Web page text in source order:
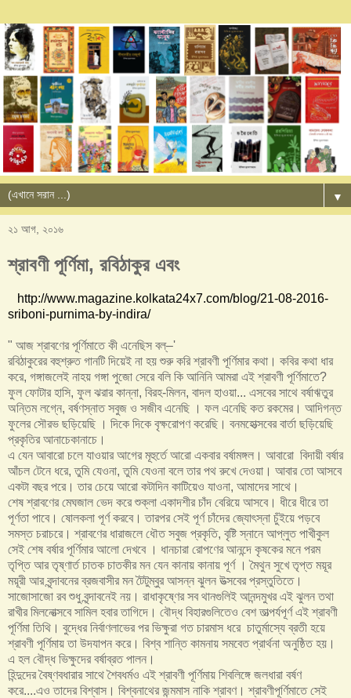
▼
২১ আগ, ২০১৬
শ্রাবণী পূর্ণিমা, রবিঠাকুর এবং
http://www.magazine.kolkata24x7.com/blog/21-08-2016-
sriboni-purnima-by-indira/
" আজ শ্রাবণের পূর্ণিমাতে কী এনেছিস বল্‌–'
রবিঠাকুরের বহুশ্রুত গানটি দিয়েই না হয় শুরু করি শ্রাবণী পূর্ণিমার কথা। কবির কথা ধার
করে, গঙ্গাজলেই নাহয় গঙ্গা পুজো সেরে বলি কি আনিনি আমরা এই শ্রাবণী পূর্ণিমাতে?
ফুল ফোটার হাসি, ফুল ঝরার কান্না, বিরহ-মিলন, বাদল হাওয়া... এসবের সাথে বর্ষাঋতুর
অন্তিম লগ্নে, বর্ষণস্নাত সবুজ ও সজীব এনেছি । ফল এনেছি কত রকমের। আদিগন্ত
ফুলের সৌরভ ছড়িয়েছি । দিকে দিকে বৃক্ষরোপণ করেছি। বনমহোত্সবের বার্তা ছড়িয়েছি
প্রকৃতির আনাচেকানাচে।
এ যেন আবারো চলে যাওয়ার আগের মূহুর্তে আরো একবার বর্ষামঙ্গল। আবারো বিদায়ী বর্ষার
আঁচল টেনে ধরে, তুমি যেওনা, তুমি যেওনা বলে তার পথ রুখে দেওয়া। আবার তো আসবে
একটা বছর পরে। তার চেয়ে আরো কটাদিন কাটিয়েও যাওনা, আমাদের সাথে।
শেষ শ্রাবণের মেঘজাল ভেদ করে শুক্লা একাদশীর চাঁদ বেরিয়ে আসবে। ধীরে ধীরে তা
পূর্ণতা পাবে। ষোলকলা পূর্ণ করবে। তারপর সেই পূর্ণ চাঁদের জ্যোৎস্না চুঁইয়ে পড়বে
সমস্ত চরাচরে। শ্রাবণের ধারাজলে ধৌত সবুজ প্রকৃতি, বৃষ্টি স্নানে আপ্লুত পাখীকুল
সেই শেষ বর্ষার পূর্ণিমার আলো দেখবে । ধানচারা রোপণের আনন্দে কৃষকের মনে পরম
তৃপ্তি আর তৃষ্ণার্ত চাতক চাতকীর মন যেন কানায় কানায় পূর্ণ । মৈথুন সুখে তৃপ্ত ময়ূর
ময়ূরী আর বৃন্দাবনের ব্রজবাসীর মন টৈটুম্বুর আসন্ন ঝুলন উত্সবের প্রস্তুতিতে।
সাজোসাজো রব শুধু বৃন্দাবনেই নয়। রাধাকৃষ্ণের সব থানগুলিই আনন্দমুখর এই ঝুলন তথা
রাখীর মিলনোত্সবে সামিল হবার তাগিদে। বৌদ্ধ বিহারগুলিতেও বেশ তাত্পর্যপূর্ণ এই শ্রাবণী
পূর্ণিমা তিথি। বুদ্ধের নির্বাণলাভের পর ভিক্ষুরা গত চারমাস ধরে চাতুর্মাস্যে ব্রতী হয়ে
শ্রাবণী পূর্ণিমায় তা উদযাপন করে। বিশ্ব শান্তি কামনায় সমবেত প্রার্থনা অনুষ্ঠিত হয়।
এ হল বৌদ্ধ ভিক্ষুদের বর্ষাব্রত পালন।
হিন্দুদের বৈষ্ণবধারার সাথে শৈবধর্মও এই শ্রাবণী পূর্ণিমায় শিবলিঙ্গে জলধারা বর্ষণ
করে....এও তাদের বিশ্বাস। বিশ্বনাথের জন্মমাস নাকি শ্রাবণ। শ্রাবণীপূর্ণিমাতে সেই